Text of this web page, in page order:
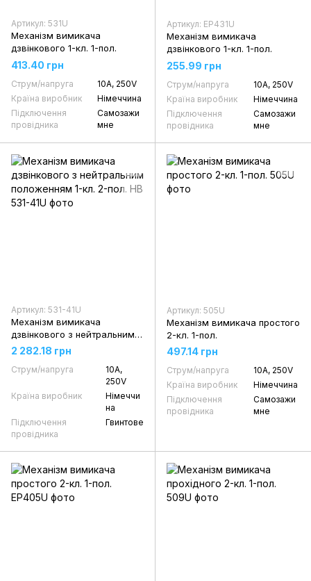
Артикул: 531U
Механізм вимикача
дзвінкового 1-кл. 1-пол.
413.40 грн
Струм/напруга
10А, 250V
Країна виробник
Німеччина
Підключення
провідника
Самозажи
мне
Артикул: EP431U
Механізм вимикача
дзвінкового 1-кл. 1-пол.
255.99 грн
Струм/напруга
10А, 250V
Країна виробник
Німеччина
Підключення
провідника
Самозажи
мне
Артикул: 531-41U
Механізм вимикача
дзвінкового з нейтральним
положенням 1-кл. 2-пол. НВ
2 282.18 грн
Струм/напруга
10А,
250V
Країна виробник
Німеччи
на
Підключення
провідника
Гвинтове
Артикул: 505U
Механізм вимикача простого
2-кл. 1-пол.
497.14 грн
Струм/напруга
10А, 250V
Країна виробник
Німеччина
Підключення
провідника
Самозажи
мне